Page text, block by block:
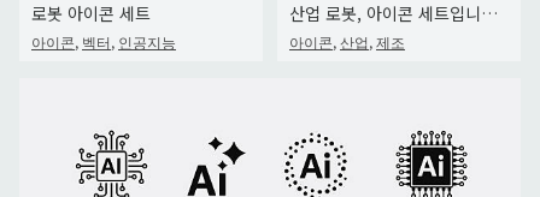
로봇 아이콘 세트
아이콘, 벡터 , 인공지능
산업 로봇, 아이콘 세트입니다. 제조, 선형 아이콘 기계 유압 로봇 팔. 편집 가능한 스트로크
아이콘, 산업 , 제조